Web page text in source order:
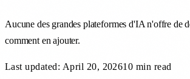
Aucune des grandes plateformes d'IA n'offre de
comment en ajouter.
Last updated: April 20, 202610 min read